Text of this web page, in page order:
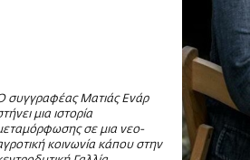
συγγραφέας Ματιάς Ενάρ
μια ιστορία
σε μια νεο-
κοινωνία κάπου στην